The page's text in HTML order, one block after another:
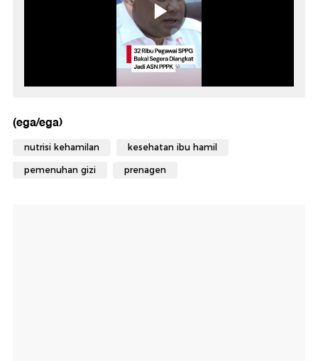
(ega/ega)
nutrisi kehamilan kesehatan ibu hamil
pemenuhan gizi prenagen